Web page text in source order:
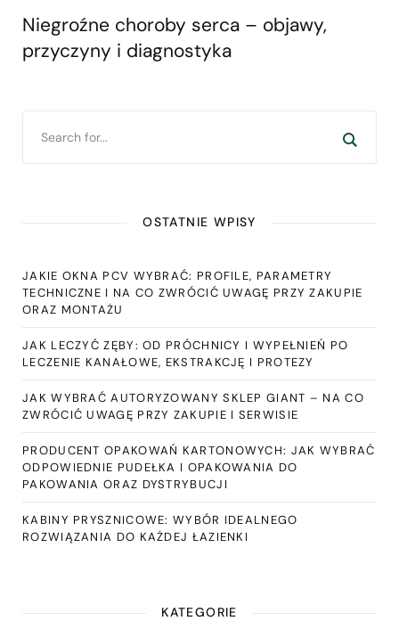
Niegroźne choroby serca – objawy,
przyczyny i diagnostyka
OSTATNIE WPISY
JAKIE OKNA PCV WYBRAĆ: PROFILE, PARAMETRY
TECHNICZNE I NA CO ZWRÓCIĆ UWAGĘ PRZY ZAKUPIE
ORAZ MONTAŻU
JAK LECZYĆ ZĘBY: OD PRÓCHNICY I WYPEŁNIEŃ PO
LECZENIE KANAŁOWE, EKSTRAKCJĘ I PROTEZY
JAK WYBRAĆ AUTORYZOWANY SKLEP GIANT – NA CO
ZWRÓCIĆ UWAGĘ PRZY ZAKUPIE I SERWISIE
PRODUCENT OPAKOWAŃ KARTONOWYCH: JAK WYBRAĆ
ODPOWIEDNIE PUDEŁKA I OPAKOWANIA DO
PAKOWANIA ORAZ DYSTRYBUCJI
KABINY PRYSZNICOWE: WYBÓR IDEALNEGO
ROZWIĄZANIA DO KAŻDEJ ŁAZIENKI
KATEGORIE